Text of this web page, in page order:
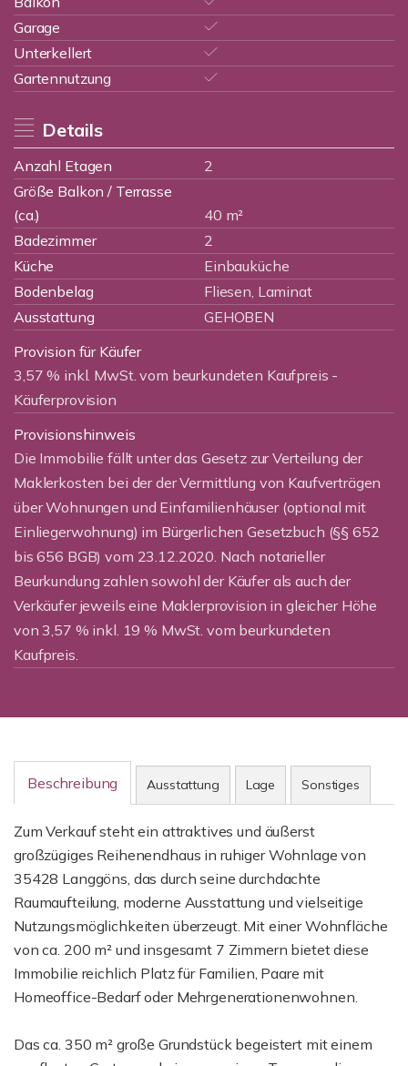
Garage
Unterkellert
Gartennutzung
Details
Anzahl Etagen
2
Größe Balkon / Terrasse
(ca.)
40 m²
Badezimmer
2
Küche
Einbauküche
Bodenbelag
Fliesen, Laminat
Ausstattung
GEHOBEN
Provision für Käufer
3,57 % inkl. MwSt. vom beurkundeten Kaufpreis -
Käuferprovision
Provisionshinweis
Die Immobilie fällt unter das Gesetz zur Verteilung der
Maklerkosten bei der der Vermittlung von Kaufverträgen
über Wohnungen und Einfamilienhäuser (optional mit
Einliegerwohnung) im Bürgerlichen Gesetzbuch (§§ 652
bis 656 BGB) vom 23.12.2020. Nach notarieller
Beurkundung zahlen sowohl der Käufer als auch der
Verkäufer jeweils eine Maklerprovision in gleicher Höhe
von 3,57 % inkl. 19 % MwSt. vom beurkundeten
Kaufpreis.
Beschreibung Ausstattung Lage Sonstiges
Zum Verkauf steht ein attraktives und äußerst
großzügiges Reihenendhaus in ruhiger Wohnlage von
35428 Langgöns, das durch seine durchdachte
Raumaufteilung, moderne Ausstattung und vielseitige
Nutzungsmöglichkeiten überzeugt. Mit einer Wohnfläche
von ca. 200 m² und insgesamt 7 Zimmern bietet diese
Immobilie reichlich Platz für Familien, Paare mit
Homeoffice-Bedarf oder Mehrgenerationenwohnen.
Das ca. 350 m² große Grundstück begeistert mit einem